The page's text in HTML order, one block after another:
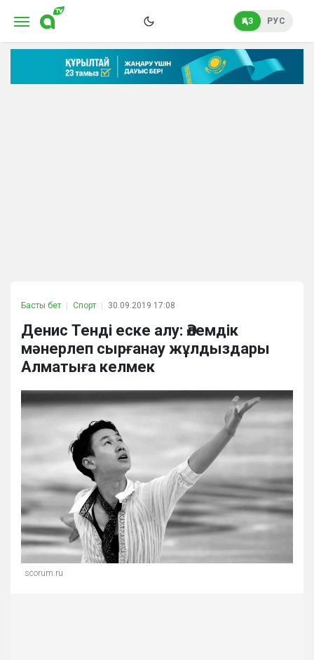
ҚАЗ РУС
Басты бет Спорт 30.09.2019 17:08
Денис Тенді еске алу: Әлемдік
мәнерлеп сырғанау жұлдыздары
Алматыға келмек
scorum.ru